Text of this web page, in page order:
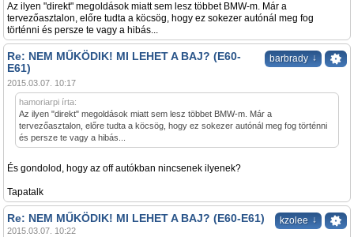
Az ilyen "direkt" megoldások miatt sem lesz többet BMW-m. Már a
tervezőasztalon, előre tudta a köcsög, hogy ez sokezer autónál meg fog
történni és persze te vagy a hibás...
barbrady ↓
Re: NEM MŰKÖDIK! MI LEHET A BAJ? (E60-
E61)
2015.03.07. 10:17
hamoriarpi írta:
Az ilyen "direkt" megoldások miatt sem lesz többet BMW-m. Már a
tervezőasztalon, előre tudta a köcsög, hogy ez sokezer autónál meg fog történni
és persze te vagy a hibás...
És gondolod, hogy az off autókban nincsenek ilyenek?
Tapatalk
kzolee ↓
Re: NEM MŰKÖDIK! MI LEHET A BAJ? (E60-E61)
2015.03.07. 10:22